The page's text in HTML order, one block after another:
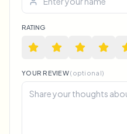
RATING
YOUR REVIEW(optional)